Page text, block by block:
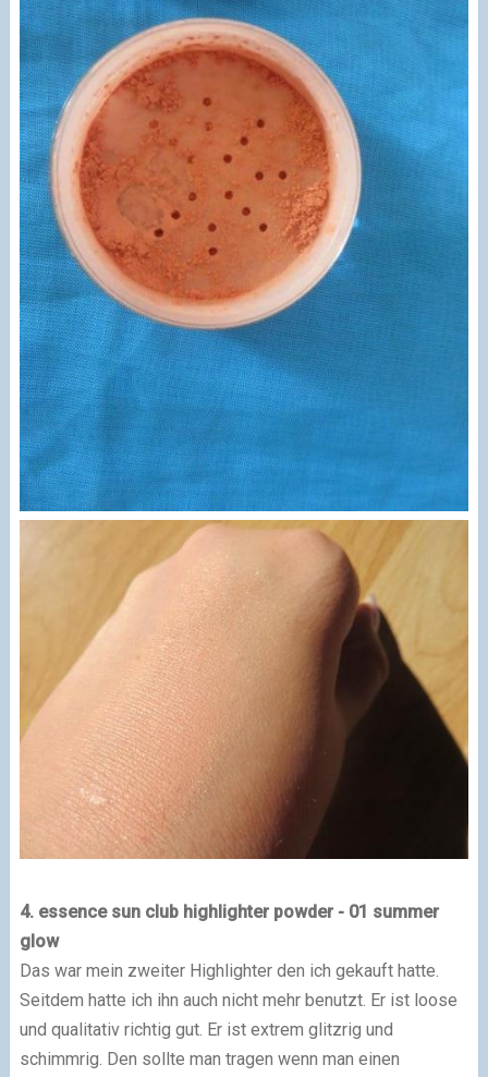
4. essence sun club highlighter powder - 01 summer
glow
Das war mein zweiter Highlighter den ich gekauft hatte.
Seitdem hatte ich ihn auch nicht mehr benutzt. Er ist loose
und qualitativ richtig gut. Er ist extrem glitzrig und
schimmrig. Den sollte man tragen wenn man einen